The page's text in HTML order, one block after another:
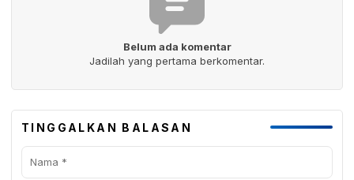
Belum ada komentar
Jadilah yang pertama berkomentar.
TINGGALKAN BALASAN